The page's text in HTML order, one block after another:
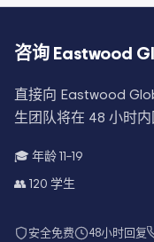
咨询 Eastwood
直接向 Eastwood
生团队将在 48 小时内
🎓 年龄 11–19
👥 120 学生
安全免费 48小时回复